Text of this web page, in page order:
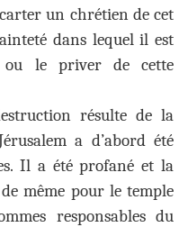
un chrétien de cet
dans lequel il est
ou le priver de cette
résulte de la
a d’abord été
Il a été profané et la
même pour le temple
responsables du